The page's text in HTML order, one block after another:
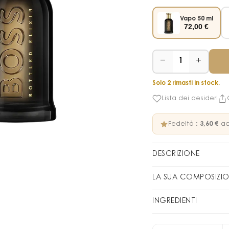
Vapo 50 ml
72,00 €
− +
Solo 2 rimasti in stock.
Lista dei desideri
Fedeltà : 3,60 €
DESCRIZIONE
Boss Bottled
moderno
LA SUA
FAMIGLIA OLFATTIVA
INGREDIENTI